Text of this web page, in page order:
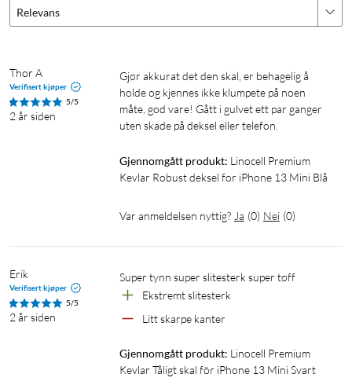
Relevans
Thor A
Verifisert kjøper
5/5
2 år siden
Gjør akkurat det den skal, er behagelig å
holde og kjennes ikke klumpete på noen
måte, god vare! Gått i gulvet ett par ganger
uten skade på deksel eller telefon.
Gjennomgått produkt: Linocell Premium
Kevlar Robust deksel for iPhone 13 Mini Blå
Var anmeldelsen nyttig? Ja (0) Nei (0)
Erik
Verifisert kjøper
5/5
2 år siden
Super tynn super slitesterk super tøff
Ekstremt slitesterk
Litt skarpe kanter
Gjennomgått produkt: Linocell Premium
Kevlar Tåligt skal för iPhone 13 Mini Svart